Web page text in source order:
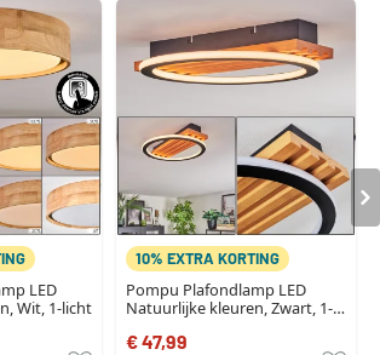
LED
Wit, 1-licht
10% EXTRA KORTING
Pompu Plafondlamp LED
Natuurlijke kleuren, Zwart, 1-
€ 47,99